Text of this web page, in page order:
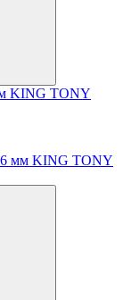
KING TONY